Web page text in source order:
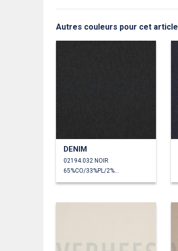
Autres couleurs pour cet article
DENIM
02194.032 NOIR